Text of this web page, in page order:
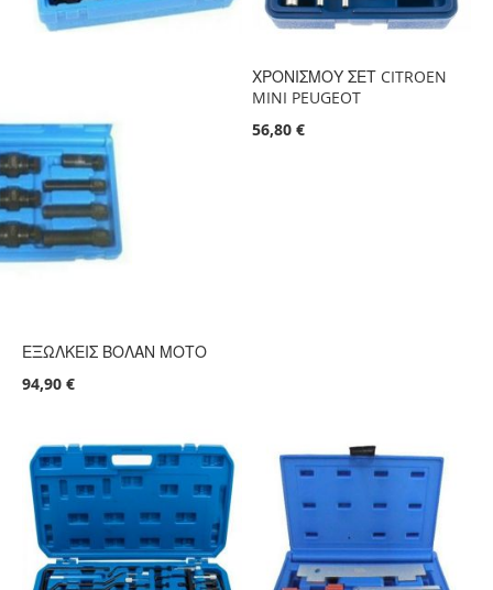
ΕΞΩΛΚΕΙΣ ΒΟΛΑΝ ΜΟΤΟ
94,90 €
ΧΡΟΝΙΣΜΟΥ ΣΕΤ CITROEN
MINI PEUGEOT
56,80 €